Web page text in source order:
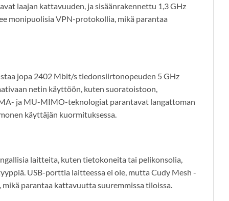
laajan kattavuuden, ja sisäänrakennettu 1,3 GHz
monipuolisia VPN-protokollia, mikä parantaa
jopa 2402 Mbit/s tiedonsiirtonopeuden 5 GHz
netin käyttöön, kuten suoratoistoon,
ja MU-MIMO-teknologiat parantavat langattoman
käyttäjän kuormituksessa.
laitteita, kuten tietokoneita tai pelikonsolia,
USB-porttia laitteessa ei ole, mutta Cudy Mesh -
parantaa kattavuutta suuremmissa tiloissa.